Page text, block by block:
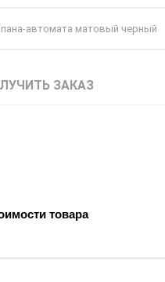
автомата матовый черный
ЗАКАЗ
товара